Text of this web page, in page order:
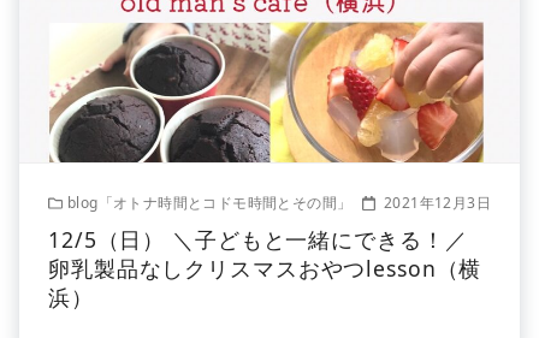
blog「オトナ時間とコドモ時間とその間」 2021年12月3日
12/5（日） ＼子どもと一緒にできる！／
卵乳製品なしクリスマスおやつlesson（横
浜）